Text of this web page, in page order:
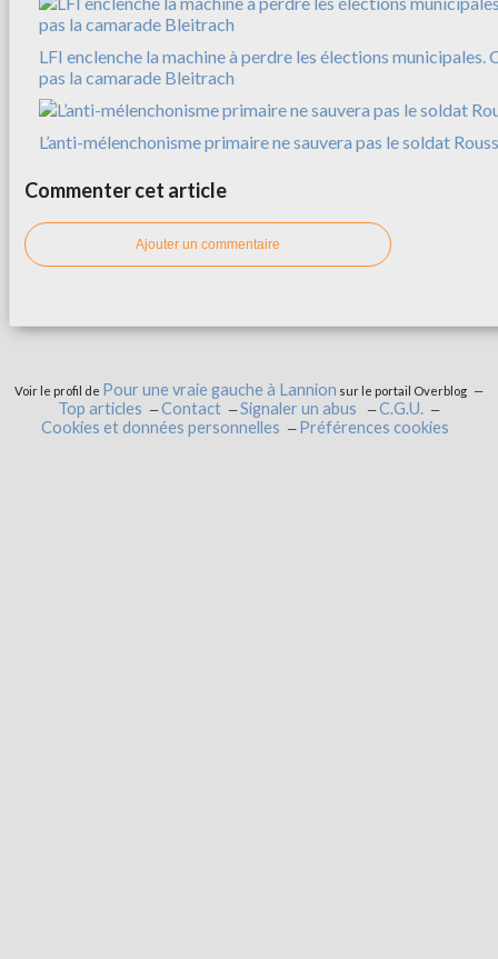
LFI enclenche la machine à perdre les élections municipales.
pas la camarade Bleitrach
L’anti-mélenchonisme primaire ne sauvera pas le soldat
Commenter cet article
Ajouter un commentaire
Voir le profil de Pour une vraie gauche à Lannion sur le portail Overblog
Top articles Contact Signaler un abus
C.G.U.
Cookies et données personnelles
Préférences cookies